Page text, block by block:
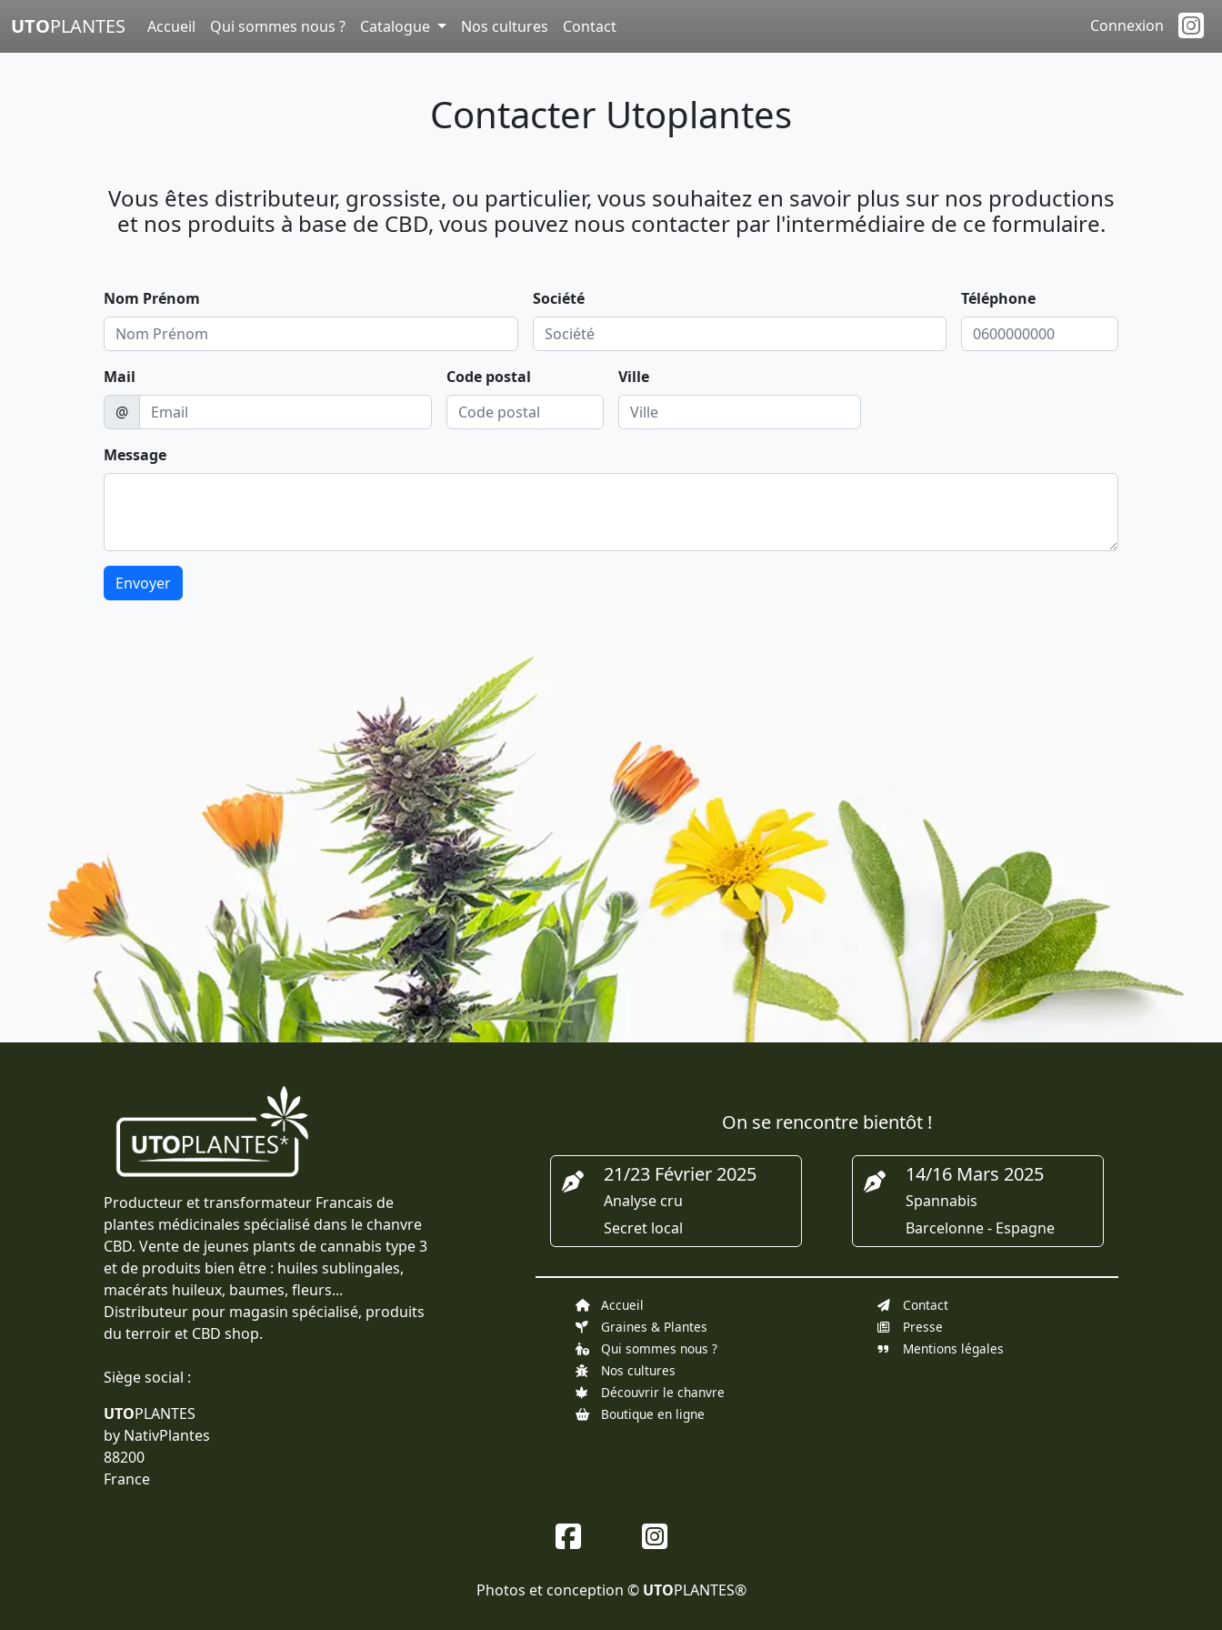
UTOPLANTES Accueil Qui sommes nous ? Catalogue Nos cultures Contact Connexion
Contacter Utoplantes
Vous êtes distributeur, grossiste, ou particulier, vous souhaitez en savoir plus sur nos productions
et nos produits à base de CBD, vous pouvez nous contacter par l'intermédiaire de ce formulaire.
Nom Prénom Société Téléphone
Mail
@
Code postal Ville
Message
Envoyer
Producteur et transformateur Francais de
plantes médicinales spécialisé dans le chanvre
CBD. Vente de jeunes plants de cannabis type 3
et de produits bien être : huiles sublingales,
macérats huileux, baumes, fleurs...
Distributeur pour magasin spécialisé, produits
du terroir et CBD shop.
Siège social :
UTOPLANTES
by NativPlantes
88200
France
On se rencontre bientôt !
21/23 Février 2025
Analyse cru
Secret local
14/16 Mars 2025
Spannabis
Barcelonne - Espagne
Accueil
Graines & Plantes
Qui sommes nous ?
Nos cultures
Découvrir le chanvre
Boutique en ligne
Contact
Presse
Mentions légales
Photos et conception © UTOPLANTES®